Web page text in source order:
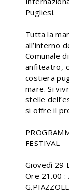
Pugliesi.
Tutta la
all’interno
Comunale
anfiteatro,
costiera
mare. Si
stelle
si offre il
FESTIVAL
Giovedì 29
Ore 21.00 :